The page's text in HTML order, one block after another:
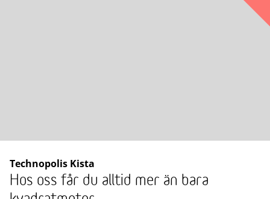
Technopolis Kista
Hos oss får du alltid mer än bara